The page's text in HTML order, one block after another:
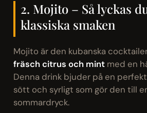
2. Mojito – Så lyckas
klassiska smaken
Mojito är den kubanska
fräsch citrus och mintmed en
Denna drink bjuder på en
sött och syrligt som gör den till
sommardryck.